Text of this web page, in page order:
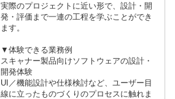
実際のプロジェクトに近い形で、設計・開
発・評価まで一連の工程を学ぶことができ
ます。
▼体験できる業務例
スキャナー製品向けソフトウェアの設計・
開発体験
UI／機能設計や仕様検討など、ユーザー目
線に立ったものづくりのプロセスに触れま